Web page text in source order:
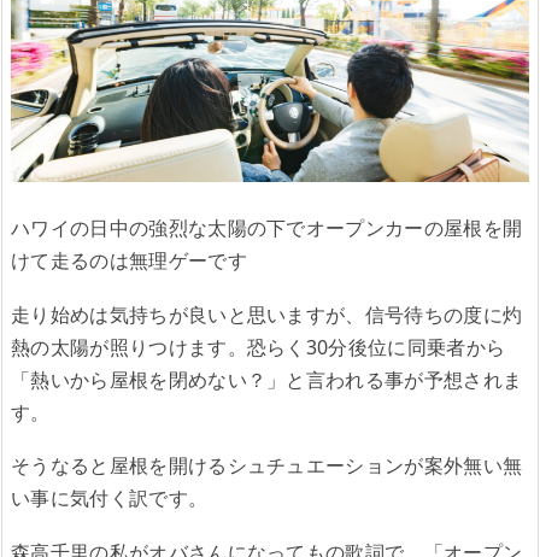
ハワイの日中の強烈な太陽の下でオープンカーの屋根を開
けて走るのは無理ゲーです
走り始めは気持ちが良いと思いますが、信号待ちの度に灼
熱の太陽が照りつけます。恐らく30分後位に同乗者から
「熱いから屋根を閉めない？」と言われる事が予想されま
す。
そうなると屋根を開けるシュチュエーションが案外無い無
い事に気付く訳です。